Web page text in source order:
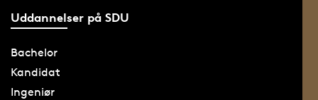
Uddannelser på SDU
Bachelor
Kandidat
Ingeniør